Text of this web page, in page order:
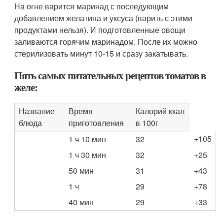
На огне варится маринад с последующим
добавлением желатина и уксуса (варить с этими
продуктами нельзя). И подготовленные овощи
заливаются горячим маринадом. После их можно
стерилизовать минут 10-15 и сразу закатывать.
Пять самых питательных рецептов томатов в
желе:
Название
блюда
Время
приготовления
Калорий ккал
в 100г
1 ч 10 мин
32
+105
1 ч 30 мин
32
+25
50 мин
31
+43
1 ч
29
+78
40 мин
29 +33